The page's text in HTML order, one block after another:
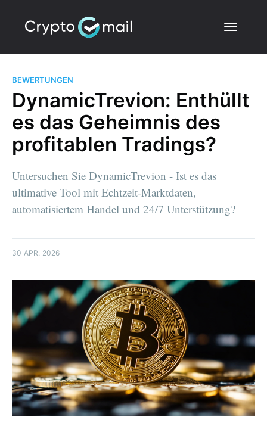
BEWERTUNGEN
DynamicTrevion: Enthüllt
es das Geheimnis des
profitablen Tradings?
Untersuchen Sie DynamicTrevion - Ist es das
ultimative Tool mit Echtzeit-Marktdaten,
automatisiertem Handel und 24/7 Unterstützung?
30 APR. 2026